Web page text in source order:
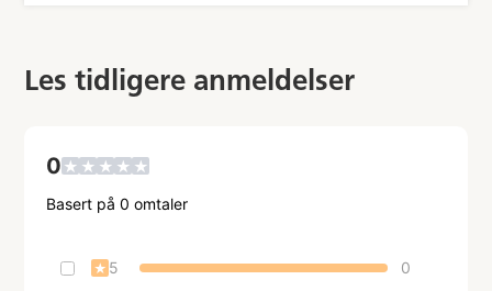
Les tidligere anmeldelser
0★ ★ ★ ★ ★
Basert på0 omtaler
★ 5 0